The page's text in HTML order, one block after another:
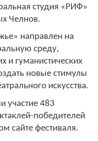
студия «РИФ»
Челнов.
направлен на
среду,
и гуманистических
новые стимулы
искусства.
участие 483
победителей
сайте фестиваля.